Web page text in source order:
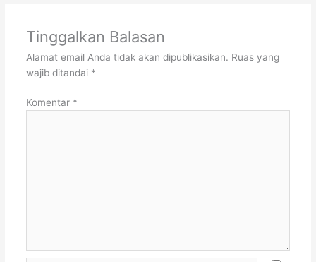
Tinggalkan Balasan
Alamat email Anda tidak akan dipublikasikan. Ruas yang
wajib ditandai *
Komentar *